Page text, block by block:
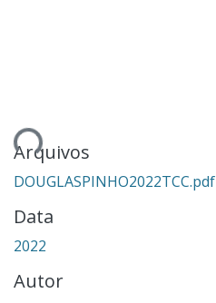
Arquivos
DOUGLASPINHO2022TCC.pdf
Data
2022
Autor